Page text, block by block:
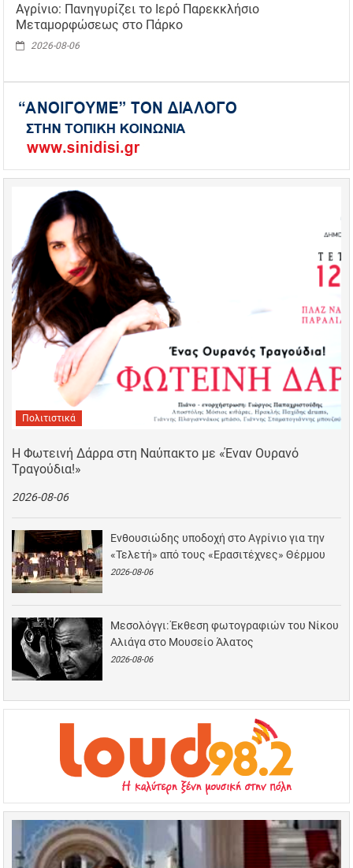
Αγρίνιο: Πανηγυρίζει το Ιερό Παρεκκλήσιο
Μεταμορφώσεως στο Πάρκο
2026-08-06
Πολιτιστικά
Η Φωτεινή Δάρρα στη Ναύπακτο με «Έναν Ουρανό
Τραγούδια!»
2026-08-06
Ενθουσιώδης υποδοχή στο Αγρίνιο για την
«Τελετή» από τους «Ερασιτέχνες» Θέρμου
2026-08-06
Μεσολόγγι: Έκθεση φωτογραφιών του Νίκου
Αλιάγα στο Μουσείο Άλατος
2026-08-06